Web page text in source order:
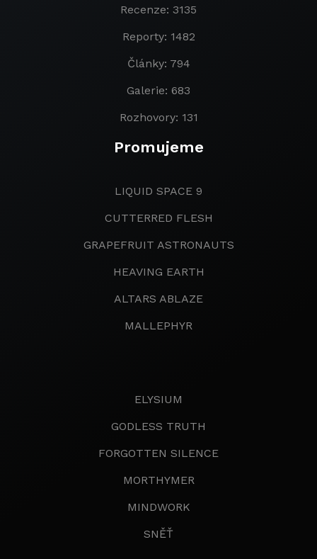
Recenze: 3135
Reporty: 1482
Články: 794
Galerie: 683
Rozhovory: 131
Promujeme
LIQUID SPACE 9
CUTTERRED FLESH
GRAPEFRUIT ASTRONAUTS
HEAVING EARTH
ALTARS ABLAZE
MALLEPHYR
ELYSIUM
GODLESS TRUTH
FORGOTTEN SILENCE
MORTHYMER
MINDWORK
SNĚŤ